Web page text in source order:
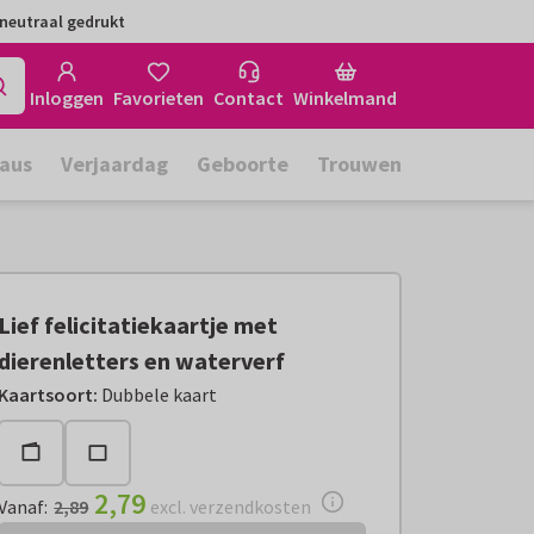
gedrukt
Inloggen Favorieten Contact Winkelmand
Verjaardag Geboorte Trouwen
felicitatiekaartje met
en waterverf
: Dubbele kaart
€ 2,79 excl. verzendkosten
: 2,89 2,79 excl. verzendkosten